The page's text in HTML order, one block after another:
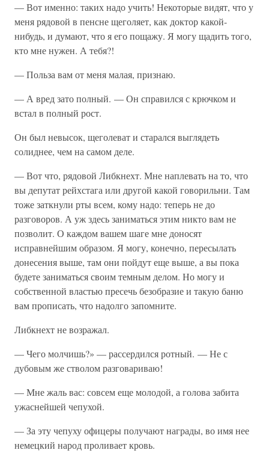
— Вот именно: таких надо учить! Некоторые видят, что у
меня рядовой в пенсне щеголяет, как доктор какой-
нибудь, и думают, что я его пощажу. Я могу щадить того,
кто мне нужен. А тебя?!
— Польза вам от меня малая, признаю.
— А вред зато полный. — Он справился с крючком и
встал в полный рост.
Он был невысок, щеголеват и старался выглядеть
солиднее, чем на самом деле.
— Вот что, рядовой Либкнехт. Мне наплевать на то, что
вы депутат рейхстага или другой какой говорильни. Там
тоже заткнули рты всем, кому надо: теперь не до
разговоров. А уж здесь заниматься этим никто вам не
позволит. О каждом вашем шаге мне доносят
исправнейшим образом. Я могу, конечно, пересылать
донесения выше, там они пойдут еще выше, а вы пока
будете заниматься своим темным делом. Но могу и
собственной властью пресечь безобразие и такую баню
вам прописать, что надолго запомните.
Либкнехт не возражал.
— Чего молчишь?» — рассердился ротный. — Не с
дубовым же стволом разговариваю!
— Мне жаль вас: совсем еще молодой, а голова забита
ужаснейшей чепухой.
— За эту чепуху офицеры получают награды, во имя нее
немецкий народ проливает кровь.